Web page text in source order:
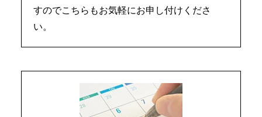
すのでこちらもお気軽にお申し付けくださ
い。